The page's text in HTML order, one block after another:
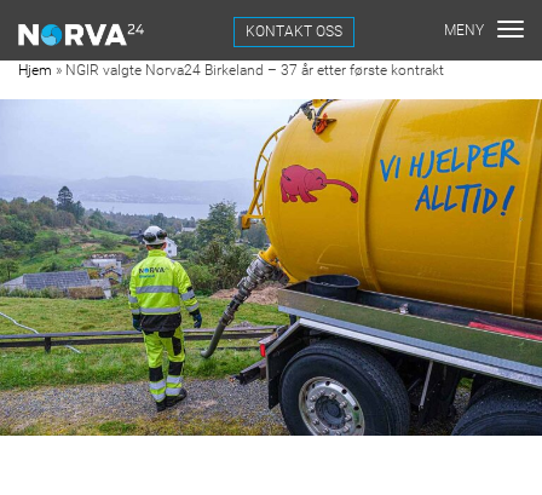
KONTAKT OSS
Hjem » NGIR valgte Norva24 Birkeland – 37 år etter første kontrakt